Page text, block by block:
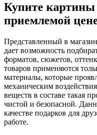
Купите картины
приемлемой
Представленный в
дает возможность
форматов, сюжетов,
товаров применяются
материалы, которые
механическим
веществ в составе такая
чистой и безопасной.
качестве подарков для
работе.